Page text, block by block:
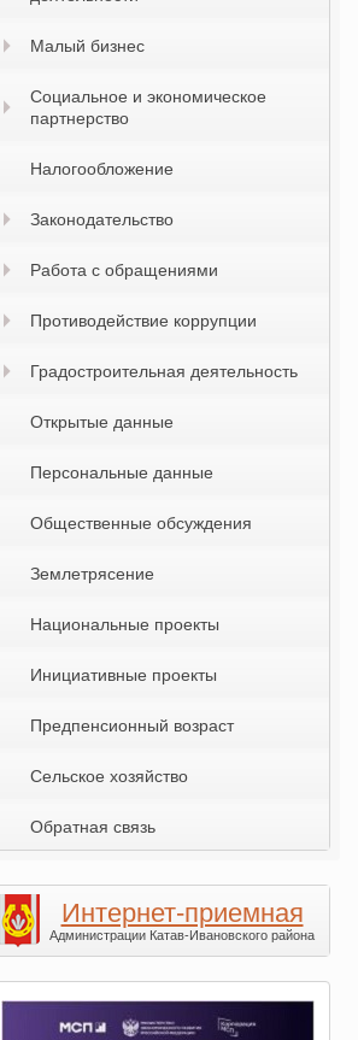
Малый бизнес
Социальное и экономическое
партнерство
Налогообложение
Законодательство
Работа с обращениями
Противодействие коррупции
Градостроительная деятельность
Открытые данные
Персональные данные
Общественные обсуждения
Землетрясение
Национальные проекты
Инициативные проекты
Предпенсионный возраст
Сельское хозяйство
Обратная связь
Интернет-приемная
Администрации Катав-Ивановского района